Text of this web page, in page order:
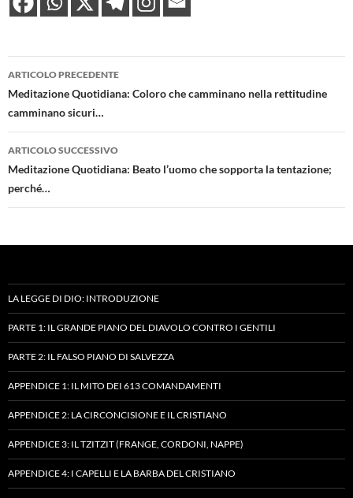
Navigazione
articolo
ARTICOLO PRECEDENTE
Meditazione Quotidiana: Coloro che camminano nella rettitudine
camminano sicuri…
ARTICOLO SUCCESSIVO
Meditazione Quotidiana: Beato l’uomo che sopporta la tentazione;
perché…
LA LEGGE DI DIO: INTRODUZIONE
PARTE 1: IL GRANDE PIANO DEL DIAVOLO CONTRO I GENTILI
PARTE 2: IL FALSO PIANO DI SALVEZZA
APPENDICE 1: IL MITO DEI 613 COMANDAMENTI
APPENDICE 2: LA CIRCONCISIONE E IL CRISTIANO
APPENDICE 3: IL TZITZIT (FRANGE, CORDONI, NAPPE)
APPENDICE 4: I CAPELLI E LA BARBA DEL CRISTIANO